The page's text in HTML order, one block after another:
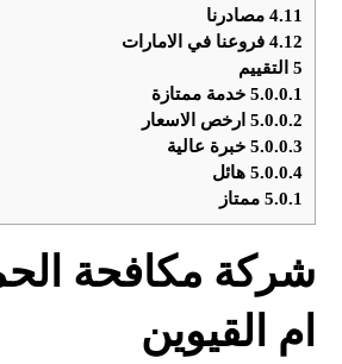
4.11 مصادرنا
4.12 فروعنا في الامارات
5 التقييم
5.0.0.1 خدمة ممتازة
5.0.0.2 ارخص الاسعار
5.0.0.3 خبرة عالية
5.0.0.4 هائل
5.0.1 ممتاز
شركة مكافحة
ام القيوين